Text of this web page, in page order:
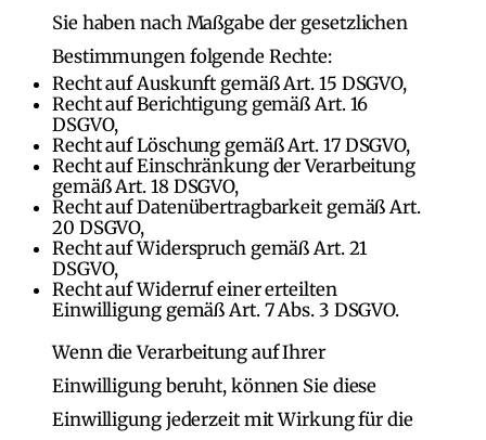
Sie haben nach Maßgabe der gesetzlichen
Bestimmungen folgende Rechte:
Recht auf Auskunft gemäß Art. 15 DSGVO,
Recht auf Berichtigung gemäß Art. 16
DSGVO,
Recht auf Löschung gemäß Art. 17 DSGVO,
Recht auf Einschränkung der Verarbeitung
gemäß Art. 18 DSGVO,
Recht auf Datenübertragbarkeit gemäß Art.
20 DSGVO,
Recht auf Widerspruch gemäß Art. 21
DSGVO,
Recht auf Widerruf einer erteilten
Einwilligung gemäß Art. 7 Abs. 3 DSGVO.
Wenn die Verarbeitung auf Ihrer
Einwilligung beruht, können Sie diese
Einwilligung jederzeit mit Wirkung für die